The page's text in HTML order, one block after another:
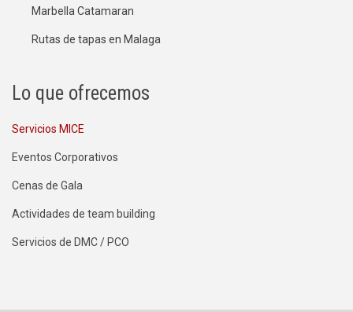
Marbella Catamaran
Rutas de tapas en Malaga
Lo que ofrecemos
Servicios MICE
Eventos Corporativos
Cenas de Gala
Actividades de team building
Servicios de DMC / PCO